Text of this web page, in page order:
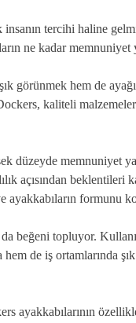
tercihi haline
ne kadar memnuniyet
görünmek hem de
kaliteli
düzeyde memnuniyet
açısından
ayakkabıların formunu
da beğeni topluyor.
de iş ortamlarında
ayakkabılarının